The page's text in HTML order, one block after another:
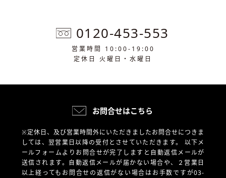
0120-453-553
営業時間 10:00-19:00
定休日 火曜日・水曜日
お問合せはこちら
※定休日、及び営業時間外にいただきましたお問合せにつきま
しては、翌営業日以降の受付とさせていただきます。 以下メ
ールフォームよりお問合せが完了しますと自動返信メールが
送信されます。自動返信メールが届かない場合や、
２営業日
以上経ってもお問合せの返信がない場合はお手数ですが03-